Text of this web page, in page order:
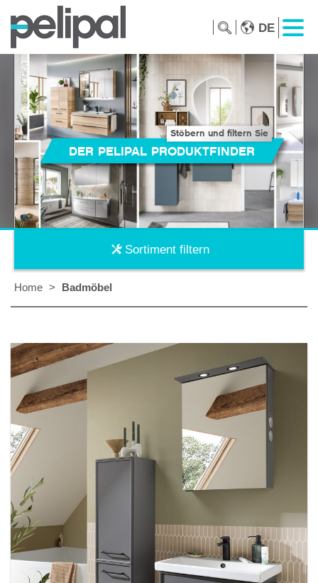
DE
Stöbern und filtern Sie
DER PELIPAL PRODUKTFINDER
Sortiment filtern
Home > Badmöbel